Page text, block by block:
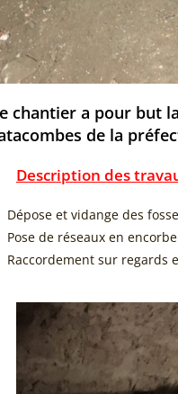
chantier a pour but
de la
Description des
Dépose et vidange des
Pose de réseaux en
Raccordement sur regards